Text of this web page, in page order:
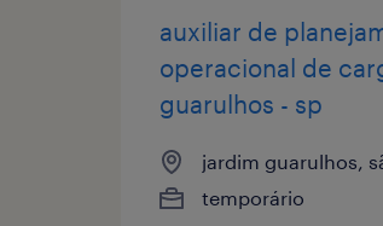
auxiliar de
operacional de
guarulhos - sp
jardim guarulhos,
temporário